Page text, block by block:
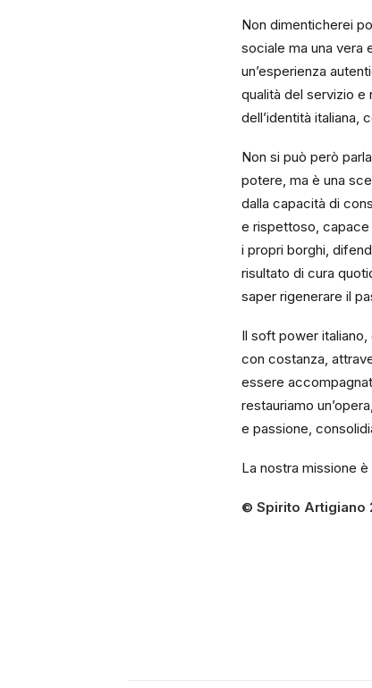
Non dimenticherei
sociale ma una vera
un’esperienza
qualità del servizio e
dell’identità italiana,
Non si può però
potere, ma è una
dalla capacità di
e rispettoso, capace
i propri borghi,
risultato di cura
saper rigenerare il
Il soft power
con costanza,
essere
restauriamo
e passione,
La nostra missione
© Spirito Artigiano